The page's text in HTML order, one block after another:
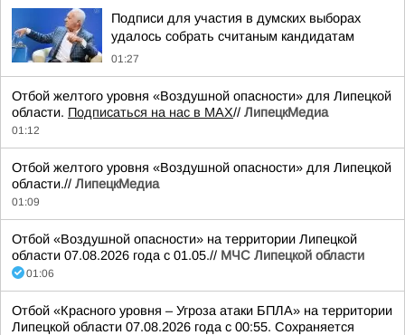
Подписи для участия в думских выборах
удалось собрать считаным кандидатам
01:27
Отбой желтого уровня «Воздушной опасности» для Липецкой
области. Подписаться на нас в МАХ// ЛипецкМедиа
01:12
Отбой желтого уровня «Воздушной опасности» для Липецкой
области.// ЛипецкМедиа
01:09
Отбой «Воздушной опасности» на территории Липецкой
области 07.08.2026 года с 01.05.// МЧС Липецкой области
01:06
Отбой «Красного уровня – Угроза атаки БПЛА» на территории
Липецкой области 07.08.2026 года с 00:55. Сохраняется